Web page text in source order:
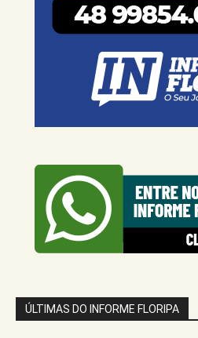
ÚLTIMAS DO INFORME FLORIPA